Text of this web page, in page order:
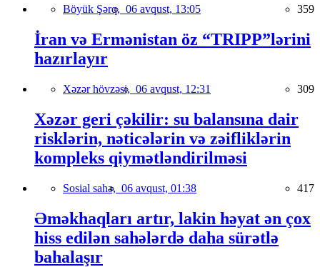
Böyük Şərq, 06 avqust, 13:05 359
İran və Ermənistan öz “TRIPP”lərini
hazırlayır
Xəzər hövzəsi, 06 avqust, 12:31 309
Xəzər geri çəkilir: su balansına dair
risklərin, nəticələrin və zəifliklərin
kompleks qiymətləndirilməsi
Sosial sahə, 06 avqust, 01:38 417
Əməkhaqları artır, lakin həyat ən çox
hiss edilən sahələrdə daha sürətlə
bahalaşır